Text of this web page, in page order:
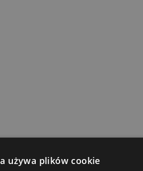
dziennie, najlepiej podzielonych na
używa plików cookie